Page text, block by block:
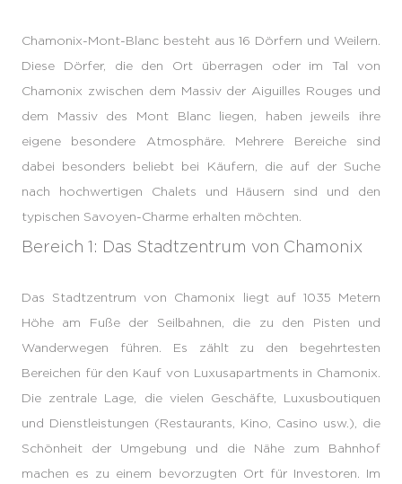
Chamonix-Mont-Blanc besteht aus 16 Dörfern und Weilern.
Diese Dörfer, die den Ort überragen oder im Tal von
Chamonix zwischen dem Massiv der Aiguilles Rouges und
dem Massiv des Mont Blanc liegen, haben jeweils ihre
eigene besondere Atmosphäre. Mehrere Bereiche sind
dabei besonders beliebt bei Käufern, die auf der Suche
nach hochwertigen Chalets und Häusern sind und den
typischen Savoyen-Charme erhalten möchten.
Bereich 1: Das Stadtzentrum von Chamonix
Das Stadtzentrum von Chamonix liegt auf 1035 Metern
Höhe am Fuße der Seilbahnen, die zu den Pisten und
Wanderwegen führen. Es zählt zu den begehrtesten
Bereichen für den Kauf von Luxusapartments in Chamonix.
Die zentrale Lage, die vielen Geschäfte, Luxusboutiquen
und Dienstleistungen (Restaurants, Kino, Casino usw.), die
Schönheit der Umgebung und die Nähe zum Bahnhof
machen es zu einem bevorzugten Ort für Investoren. Im